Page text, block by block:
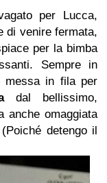
per Lucca,
di venire fermata,
per la bimba
Sempre in
messa in fila per
dal bellissimo,
anche omaggiata
detengo il